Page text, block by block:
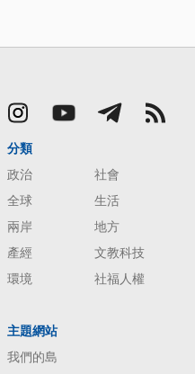
分類
政治
社會
全球
生活
兩岸
地方
產經
文教科技
環境
社福人權
主題網站
我們的島